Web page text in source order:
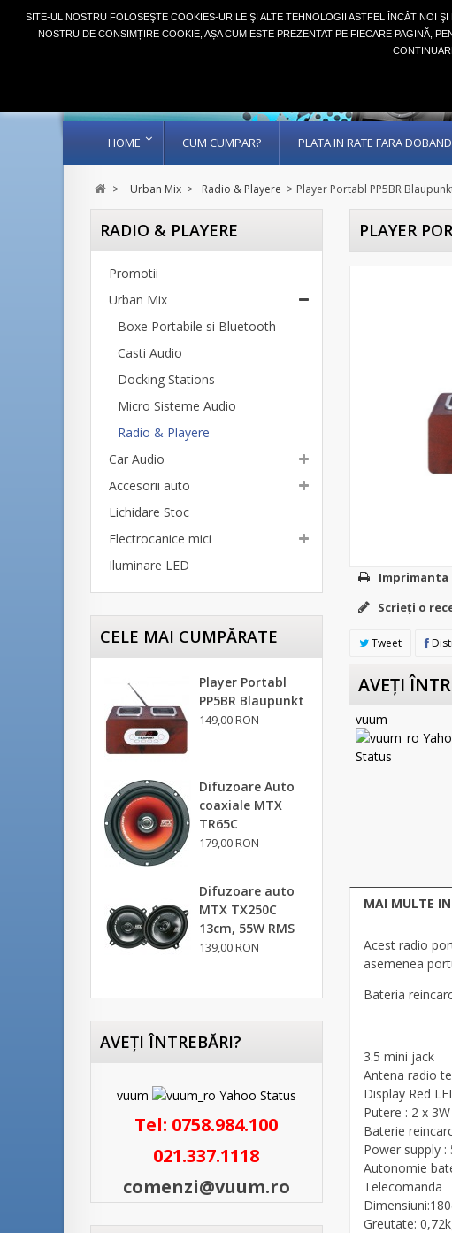
HOME CUM CUMPAR? PLATA IN RATE FARA
> Urban Mix > Radio & Playere > Player Portabl PP5BR
RADIO & PLAYERE
Promotii
Urban Mix
Boxe Portabile si Bluetooth
Casti Audio
Docking Stations
Micro Sisteme Audio
Radio & Playere
Car Audio
Accesorii auto
Lichidare Stoc
Electrocanice mici
Iluminare LED
CELE MAI CUMPĂRATE
Player Portabl
PP5BR Blaupunkt
149,00 RON
Difuzoare Auto
coaxiale MTX
TR65C
179,00 RON
Difuzoare auto
MTX TX250C
13cm, 55W RMS
139,00 RON
AVEŢI ÎNTREBĂRI?
vuum
Tel: 0758.984.100
021.337.1118
comenzi@vuum.ro
PLAYER
Imprimanta
Scrieţi o
Tweet
AVEŢI
vuum
MAI MULTE
Acest radio
asemenea
Bateria
3.5 mini jack
Antena radio
Display Red
Putere : 2 x 3W
Baterie
Power supply :
Autonomie
Telecomanda
Greutate:
SITE-UL NOSTRU FOLOSEŞTE COOKIES-URILE ŞI ALTE TEHNOLOGII ASTFEL ÎNCÂT NOI
NOSTRU DE CONSIMȚIRE COOKIE, AȘA CUM ESTE PREZENTAT PE FIECARE PAGINĂ,